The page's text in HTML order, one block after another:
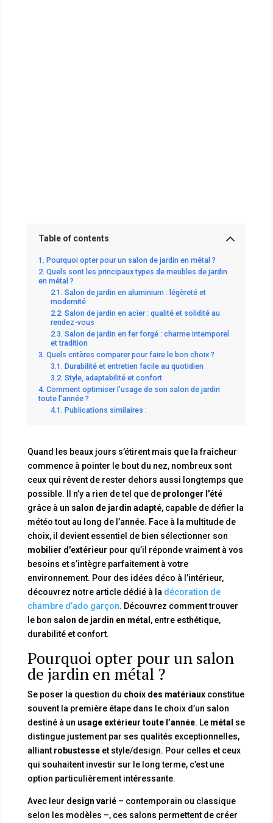
Table of contents
Pourquoi opter pour un salon de jardin en métal ?
Quels sont les principaux types de meubles de jardin
en métal ?
Salon de jardin en aluminium : légèreté et
modernité
Salon de jardin en acier : qualité et solidité au
rendez-vous
Salon de jardin en fer forgé : charme intemporel
et tradition
Quels critères comparer pour faire le bon choix ?
Durabilité et entretien facile au quotidien
Style, adaptabilité et confort
Comment optimiser l’usage de son salon de jardin
toute l’année ?
Publications similaires :
Quand les beaux jours s’étirent mais que la fraîcheur
commence à pointer le bout du nez, nombreux sont
ceux qui rêvent de rester dehors aussi longtemps que
possible. Il n’y a rien de tel que de prolonger l’été
grâce à un salon de jardin adapté, capable de défier la
météo tout au long de l’année. Face à la multitude de
choix, il devient essentiel de bien sélectionner son
mobilier d’extérieur pour qu’il réponde vraiment à vos
besoins et s’intègre parfaitement à votre
environnement. Pour des idées déco à l’intérieur,
découvrez notre article dédié à la décoration de
chambre d’ado garçon. Découvrez comment trouver
le bon salon de jardin en métal , entre esthétique,
durabilité et confort.
Pourquoi opter pour un salon
de jardin en métal ?
Se poser la question du choix des matériauxconstitue
souvent la première étape dans le choix d’un salon
destiné à un usage extérieur toute l’année. Le métal se
distingue justement par ses qualités exceptionnelles,
alliant robustesseet style/design. Pour celles et ceux
qui souhaitent investir sur le long terme, c’est une
option particulièrement intéressante.
Avec leur design varié– contemporain ou classique
selon les modèles –, ces salons permettent de créer